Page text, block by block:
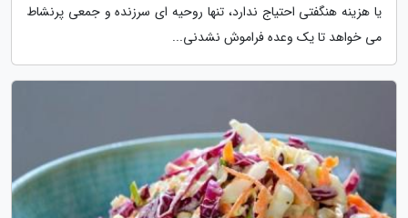
یا هزینه هنگفتی احتیاج ندارد، تنها روحیه ای سرزنده و جمعی پرنشاط
می خواهد تا یک وعده فراموش نشدنی...